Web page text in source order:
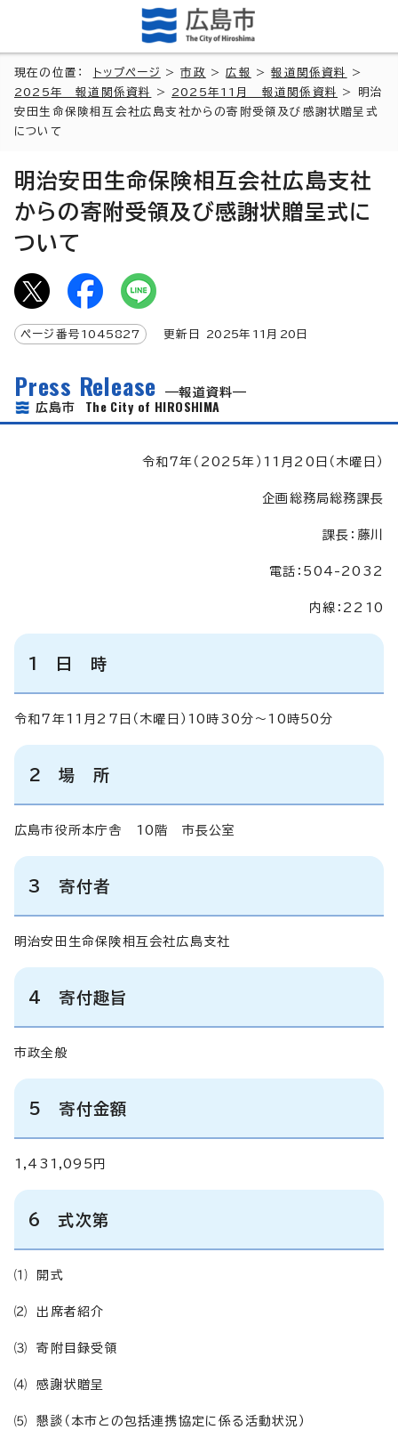
現在の位置： トップページ >市政 >広報 >報道関係資料
>
2025年 報道関係資料
> 2025年11月 報道関係資料
> 明治
安田生命保険相互会社広島支社からの寄附受領及び感謝状贈呈式
について
明治安田生命保険相互会社広島支社
からの寄附受領及び感謝状贈呈式に
ついて
ページ番号 1045827 更新日 2025年 11 月 20 日
Press Release
報道資料
広島市 The City of HIROSHIMA
令和7年（2025年）11月20日（木曜日）
企画総務局総務課長
課長：藤川
電話：504-2032
内線：2210
1 日 時
令和7年11月27日（木曜日）10時30分～10時50分
2 場 所
広島市役所本庁舎 10階 市長公室
3 寄付者
明治安田生命保険相互会社広島支社
4 寄付趣旨
市政全般
5 寄付金額
1,431,095円
6 式次第
⑴ 開式
⑵ 出席者紹介
⑶ 寄附目録受領
⑷ 感謝状贈呈
⑸ 懇談（本市との包括連携協定に係る活動状況）